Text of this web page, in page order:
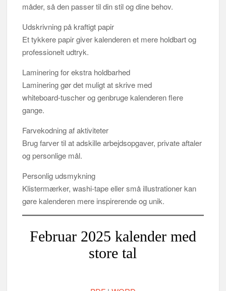
måder, så den passer til din stil og dine behov.
Udskrivning på kraftigt papir
Et tykkere papir giver kalenderen et mere holdbart og
professionelt udtryk.
Laminering for ekstra holdbarhed
Laminering gør det muligt at skrive med
whiteboard‑tuscher og genbruge kalenderen flere
gange.
Farvekodning af aktiviteter
Brug farver til at adskille arbejdsopgaver, private aftaler
og personlige mål.
Personlig udsmykning
Klistermærker, washi‑tape eller små illustrationer kan
gøre kalenderen mere inspirerende og unik.
Februar 2025 kalender med
store tal